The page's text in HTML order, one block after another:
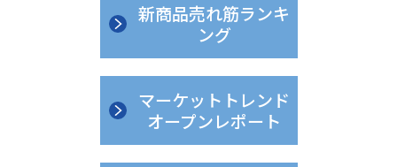
新商品売れ筋ランキ
ング
マーケットトレンド
オープンレポート